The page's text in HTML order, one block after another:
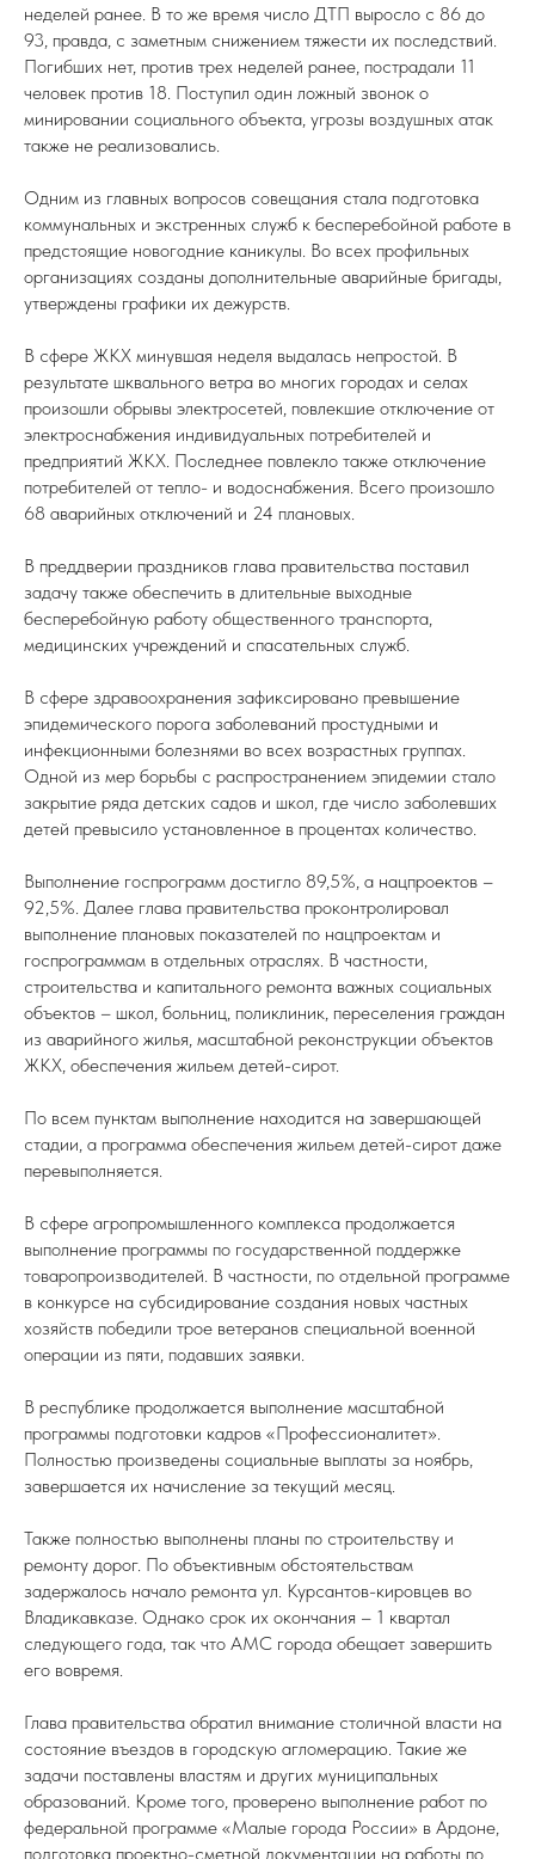
неделей ранее. В то же время число ДТП выросло с 86 до
93, правда, с заметным снижением тяжести их последствий.
Погибших нет, против трех неделей ранее, пострадали 11
человек против 18. Поступил один ложный звонок о
минировании социального объекта, угрозы воздушных атак
также не реализовались.
Одним из главных вопросов совещания стала подготовка
коммунальных и экстренных служб к бесперебойной работе в
предстоящие новогодние каникулы. Во всех профильных
организациях созданы дополнительные аварийные бригады,
утверждены графики их дежурств.
В сфере ЖКХ минувшая неделя выдалась непростой. В
результате шквального ветра во многих городах и селах
произошли обрывы электросетей, повлекшие отключение от
электроснабжения индивидуальных потребителей и
предприятий ЖКХ. Последнее повлекло также отключение
потребителей от тепло- и водоснабжения. Всего произошло
68 аварийных отключений и 24 плановых.
В преддверии праздников глава правительства поставил
задачу также обеспечить в длительные выходные
бесперебойную работу общественного транспорта,
медицинских учреждений и спасательных служб.
В сфере здравоохранения зафиксировано превышение
эпидемического порога заболеваний простудными и
инфекционными болезнями во всех возрастных группах.
Одной из мер борьбы с распространением эпидемии стало
закрытие ряда детских садов и школ, где число заболевших
детей превысило установленное в процентах количество.
Выполнение госпрограмм достигло 89,5%, а нацпроектов –
92,5%. Далее глава правительства проконтролировал
выполнение плановых показателей по нацпроектам и
госпрограммам в отдельных отраслях. В частности,
строительства и капитального ремонта важных социальных
объектов – школ, больниц, поликлиник, переселения граждан
из аварийного жилья, масштабной реконструкции объектов
ЖКХ, обеспечения жильем детей-сирот.
По всем пунктам выполнение находится на завершающей
стадии, а программа обеспечения жильем детей-сирот даже
перевыполняется.
В сфере агропромышленного комплекса продолжается
выполнение программы по государственной поддержке
товаропроизводителей. В частности, по отдельной программе
в конкурсе на субсидирование создания новых частных
хозяйств победили трое ветеранов специальной военной
операции из пяти, подавших заявки.
В республике продолжается выполнение масштабной
программы подготовки кадров «Профессионалитет».
Полностью произведены социальные выплаты за ноябрь,
завершается их начисление за текущий месяц.
Также полностью выполнены планы по строительству и
ремонту дорог. По объективным обстоятельствам
задержалось начало ремонта ул. Курсантов-кировцев во
Владикавказе. Однако срок их окончания – 1 квартал
следующего года, так что АМС города обещает завершить
его вовремя.
Глава правительства обратил внимание столичной власти на
состояние въездов в городскую агломерацию. Такие же
задачи поставлены властям и других муниципальных
образований. Кроме того, проверено выполнение работ по
федеральной программе «Малые города России» в Ардоне,
подготовка проектно-сметной документации на работы по